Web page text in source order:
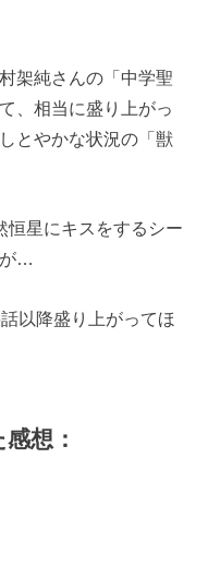
架純さんの「中学聖
、相当に盛り上がっ
とやかな状況の「獣
恒星にキスをするシー
が…
以降盛り上がってほ
想：